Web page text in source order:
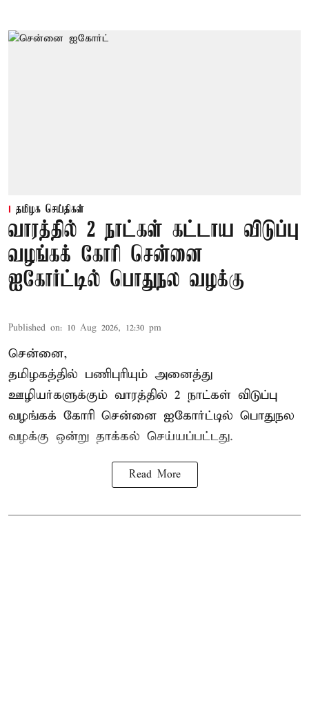
தமிழக செய்திகள்
வாரத்தில் 2 நாட்கள் கட்டாய விடுப்பு
வழங்கக் கோரி சென்னை
ஐகோர்ட்டில் பொதுநல வழக்கு
Published on: 10 Aug 2026, 12:30 pm
சென்னை,
தமிழகத்தில் பணிபுரியும் அனைத்து
ஊழியர்களுக்கும் வாரத்தில் 2 நாட்கள் விடுப்பு
வழங்கக் கோரி சென்னை ஐகோர்ட்டில் பொதுநல
வழக்கு ஒன்று தாக்கல் செய்யப்பட்டது.
Read More